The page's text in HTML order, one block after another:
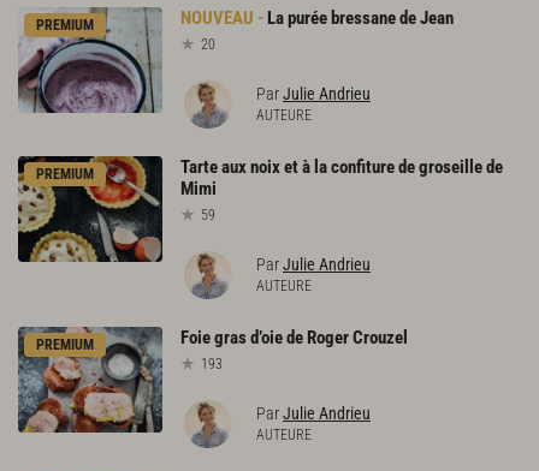
PREMIUM Lapurée bressanedeJean
20
ParJulie Andrieu
AUTEURE
PREMIUM Tarteauxnoixetà laconfituredegroseillede
Mimi
59
ParJulie Andrieu
AUTEURE
PREMIUM Foiegrasd’oiede RogerCrouzel
193
ParJulie Andrieu
AUTEURE